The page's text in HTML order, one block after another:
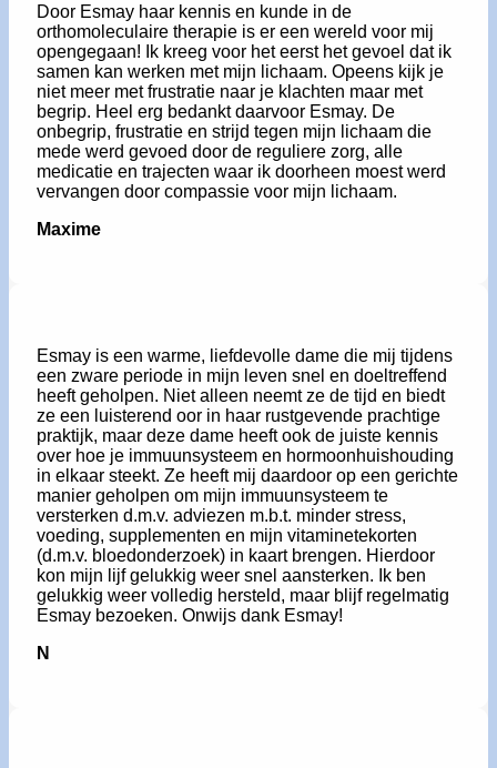
Door Esmay haar kennis en kunde in de
orthomoleculaire therapie is er een wereld voor mij
opengegaan! Ik kreeg voor het eerst het gevoel dat ik
samen kan werken met mijn lichaam. Opeens kijk je
niet meer met frustratie naar je klachten maar met
begrip. Heel erg bedankt daarvoor Esmay. De
onbegrip, frustratie en strijd tegen mijn lichaam die
mede werd gevoed door de reguliere zorg, alle
medicatie en trajecten waar ik doorheen moest werd
vervangen door compassie voor mijn lichaam.
Maxime
Esmay is een warme, liefdevolle dame die mij tijdens
een zware periode in mijn leven snel en doeltreffend
heeft geholpen. Niet alleen neemt ze de tijd en biedt
ze een luisterend oor in haar rustgevende prachtige
praktijk, maar deze dame heeft ook de juiste kennis
over hoe je immuunsysteem en hormoonhuishouding
in elkaar steekt. Ze heeft mij daardoor op een gerichte
manier geholpen om mijn immuunsysteem te
versterken d.m.v. adviezen m.b.t. minder stress,
voeding, supplementen en mijn vitaminetekorten
(d.m.v. bloedonderzoek) in kaart brengen. Hierdoor
kon mijn lijf gelukkig weer snel aansterken. Ik ben
gelukkig weer volledig hersteld, maar blijf regelmatig
Esmay bezoeken. Onwijs dank Esmay!
N